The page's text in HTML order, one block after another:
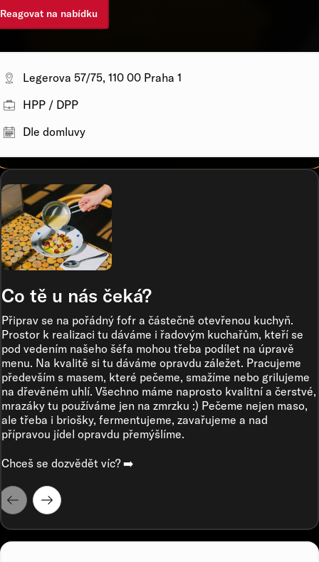
Reagovat na nabídku
Legerova 57/75, 110 00 Praha 1
HPP / DPP
Dle domluvy
Co tě u nás čeká?
Připrav se na pořádný fofr a částečně otevřenou kuchyň.
Prostor k realizaci tu dáváme i řadovým kuchařům, kteří se
pod vedením našeho šéfa mohou třeba podílet na úpravě
menu. Na kvalitě si tu dáváme opravdu záležet. Pracujeme
především s masem, které pečeme, smažíme nebo grilujeme
na dřevěném uhlí. Všechno máme naprosto kvalitní a čerstvé,
mrazáky tu používáme jen na zmrzku :) Pečeme nejen maso,
ale třeba i briošky, fermentujeme, zavařujeme a nad
přípravou jídel opravdu přemýšlíme.
Chceš se dozvědět víc? ➡️